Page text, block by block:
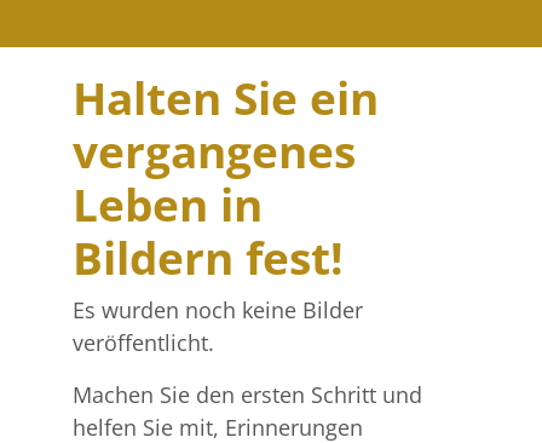
Halten Sie ein
vergangenes
Leben in
Bildern fest!
Es wurden noch keine Bilder
veröffentlicht.
Machen Sie den ersten Schritt und
helfen Sie mit, Erinnerungen